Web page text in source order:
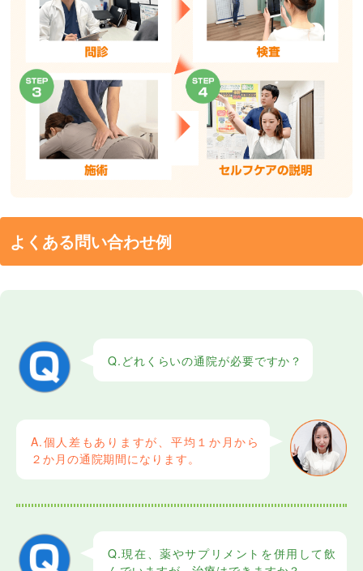
よくある問い合わせ例
Q.どれくらいの通院が必要ですか？
A.個人差もありますが、平均１か月から
２か月の通院期間になります。
Q.現在、薬やサプリメントを併用して飲